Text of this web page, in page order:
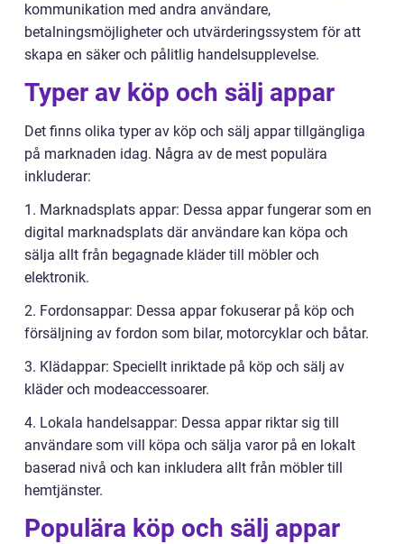
kommunikation med andra användare,
betalningsmöjligheter och utvärderingssystem för att
skapa en säker och pålitlig handelsupplevelse.
Typer av köp och sälj appar
Det finns olika typer av köp och sälj appar tillgängliga
på marknaden idag. Några av de mest populära
inkluderar:
1. Marknadsplats appar: Dessa appar fungerar som en
digital marknadsplats där användare kan köpa och
sälja allt från begagnade kläder till möbler och
elektronik.
2. Fordonsappar: Dessa appar fokuserar på köp och
försäljning av fordon som bilar, motorcyklar och båtar.
3. Klädappar: Speciellt inriktade på köp och sälj av
kläder och modeaccessoarer.
4. Lokala handelsappar: Dessa appar riktar sig till
användare som vill köpa och sälja varor på en lokalt
baserad nivå och kan inkludera allt från möbler till
hemtjänster.
Populära köp och sälj appar